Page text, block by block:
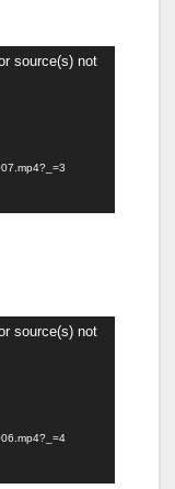
source(s) not
source(s) not